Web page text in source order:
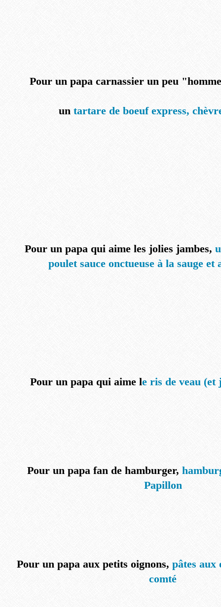
Pour un papa carnassier un peu
untartare de boeuf express,
Pour un papa qui aime les jolies jambes,
poulet sauce onctueuse à la sauge et
Pour un papa qui aime le ris de veau (et
Pour un papa fan de hamburger,
Papillon
Pour un papa aux petits oignons, pâtes aux
comté